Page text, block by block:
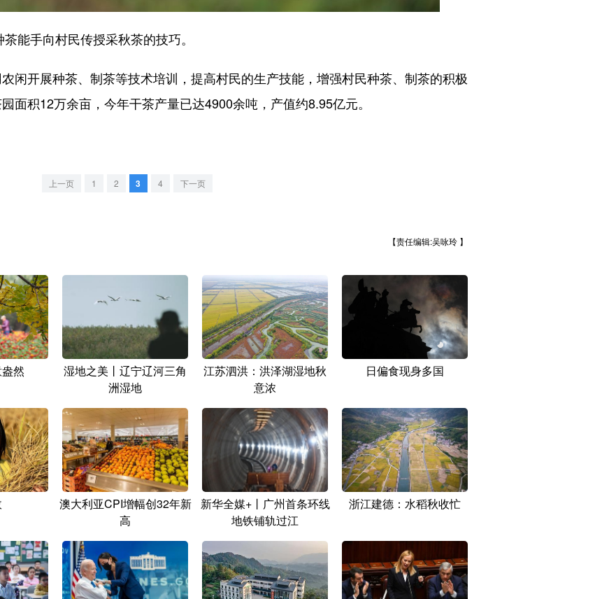
手向村民传授采秋茶的技巧。
开展种茶、制茶等技术培训，提高村民的生产技能，增强村民种茶、制茶的积极
面积12万余亩，今年干茶产量已达4900余吨，产值约8.95亿元。
上一页 1 2 3 4 下一页
【责任编辑:吴咏玲 】
然
湿地之美丨辽宁辽河三角
洲湿地
江苏泗洪：洪泽湖湿地秋
意浓
日偏食现身多国
澳大利亚CPI增幅创32年新
高
新华全媒+丨广州首条环线
地铁铺轨过江
浙江建德：水稻秋收忙